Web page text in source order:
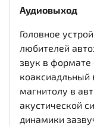
Аудиовыход
Головное
любителей
звук в
магнитолу в
акустической
динамики